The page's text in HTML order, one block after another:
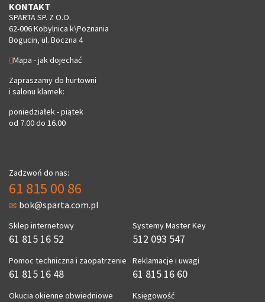
KONTAKT
SPARTA SP. Z O.O.
62-006 Kobylnica k\Poznania
Bogucin, ul. Boczna 4
Mapa - jak dojechać
Zapraszamy do hurtowni
i salonu klamek:
poniedziałek - piątek
od 7.00 do 16.00
Zadzwoń do nas:
61 815 00 86
bok@sparta.com.pl
Sklep internetowy
61 815 16 52
Pomoc techniczna i zaopatrzenie
61 815 16 48
Okucia okienne obwiedniowe
Systemy Master Key
512 093 547
Reklamacje i uwagi
61 815 16 60
Księgowość